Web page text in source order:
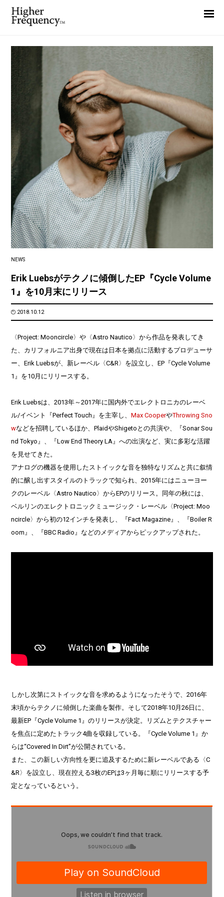
NEWS
Erik Luebsがテクノに傾倒したEP『Cycle Volume
1』を10月末にリリース
2018.10.12
〈Project: Mooncircle〉や〈Astro Nautico〉から作品を発表してき
た、カリフォルニア出身で現在は日本を拠点に活動するプロデューサ
ー、Erik Luebsが、新レーベル〈C&R〉を設立し、EP『Cycle Volume
1』を10月にリリースする。
Erik Luebsは、2013年～2017年に国内外でエレクトロニカのレーベ
ル/イベント『Perfect Touch』を主宰し、Max CooperやThrowing Sno
wなどを招聘しているほか、PlaidやShigetoとの共演や、『Sonar Sou
nd Tokyo』、『Low End Theory LA』への出演など、実に多彩な活躍
を見せてきた。
アナログの機器を使用したストイックな音を独特なリズムと共に叙情
的に醸し出すスタイルのトラックで知られ、2015年にはニューヨー
クのレーベル〈Astro Nautico〉からEPのリリース。同年の秋には、
ベルリンのエレクトロニックミュージック・レーベル〈Project: Moo
ncircle〉から初の12インチを発表し、『Fact Magazine』、『Boiler R
oom』、『BBC Radio』などのメディアからピックアップされた。
しかし次第にストイックな音を求めるようになったそうで、2016年
末頃からテクノに傾倒した楽曲を製作。そして2018年10月26日に、
最新EP『Cycle Volume 1』のリリースが決定。リズムとテクスチャー
を焦点に定めたトラック4曲を収録している。『Cycle Volume 1』か
らは“Covered In Dirt”が公開されている。
また、この新しい方向性を更に追及するために新レーベルである〈C
&R〉を設立し、現在控える3枚のEPは3ヶ月毎に順にリリースする予
定となっているという。
Interview
Highlight
Report